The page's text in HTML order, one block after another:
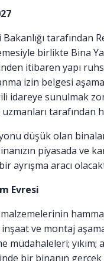
tarafından
birlikte Bina
itibaren yapı
izin belgesi
idareye sunulmak
tarafından
düşük olan
piyasada ve
ayrışma aracı
Evresi
ve montaj
müdahaleleri;
bir binanın